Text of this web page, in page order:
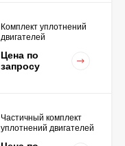
Комплект уплотнений
двигателей
Цена по
запросу
Частичный комплект
уплотнений двигателей